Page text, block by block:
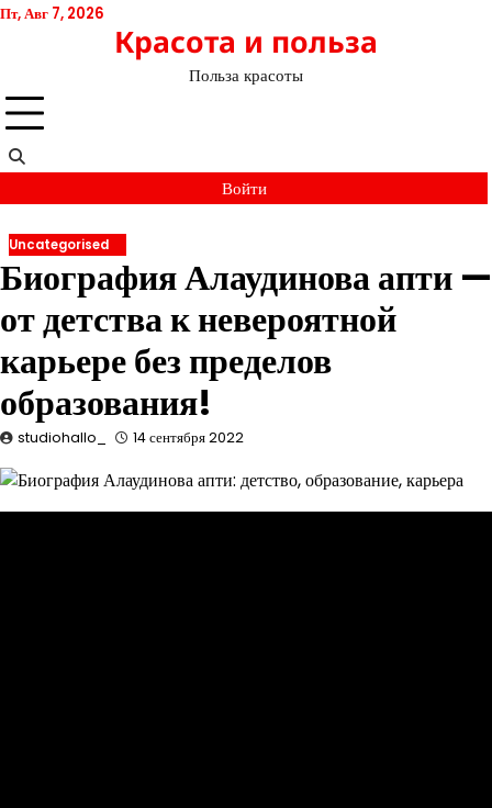
Перейти
Пт, Авг 7, 2026
Красота и польза
Польза красоты
Войти
Uncategorised
Биография Алаудинова апти —
от детства к невероятной
карьере без пределов
образования!
studiohallo_ 14 сентября 2022